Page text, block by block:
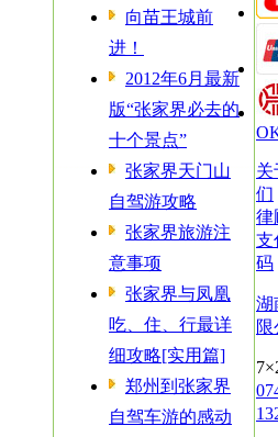
向苗王城前
进！
2012年6月最新
版“张家界必去的
十个景点”
张家界天门山
自驾游攻略
张家界旅游注
意事项
张家界与凤凰
吃、住、行最详
细攻略[实用篇]
郑州到张家界
自驾车游的感动
关
们
律
支
码
湖
限